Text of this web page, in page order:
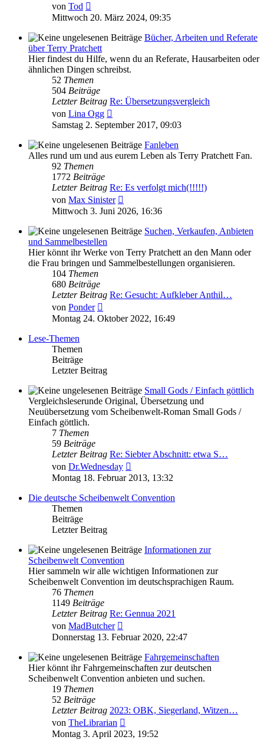
von Tod
Beitrag
Mittwoch 20. März 2024, 09:35
Bücher, Arbeiten und Referate
über Terry Pratchett
Hier findest du Hilfe, wenn du an Referate, Hausarbeiten oder
ähnlichen Dingen schreibst.
52 Themen
504 Beiträge
Letzter Beitrag Re: Übersetzungsvergleich
von Lina Ogg
Beitrag
Samstag 2. September 2017, 09:03
Fanleben
Alles rund um und aus eurem Leben als Terry Pratchett Fan.
92 Themen
1772 Beiträge
Letzter Beitrag Re: Es verfolgt mich(!!!!!)
von Max Sinister
Beitrag
Mittwoch 3. Juni 2026, 16:36
Suchen, Verkaufen, Anbieten
und Sammelbestellen
Hier könnt ihr Werke von Terry Pratchett an den Mann oder
die Frau bringen und Sammelbestellungen organisieren.
104 Themen
680 Beiträge
Letzter Beitrag Re: Gesucht: Aufkleber Anthil…
von Ponder
Beitrag
Montag 24. Oktober 2022, 16:49
Lese-Themen
Themen
Beiträge
Letzter Beitrag
Small Gods / Einfach göttlich
Vergleichsleserunde Original, Übersetzung und
Neuübersetzung vom Scheibenwelt-Roman Small Gods /
Einfach göttlich.
7 Themen
59 Beiträge
Letzter Beitrag Re: Siebter Abschnitt: etwa S…
von Dr.Wednesday
Beitrag
Montag 18. Februar 2013, 13:32
Die deutsche Scheibenwelt Convention
Themen
Beiträge
Letzter Beitrag
Informationen zur
Scheibenwelt Convention
Hier sammeln wir alle wichtigen Informationen zur
Scheibenwelt Convention im deutschsprachigen Raum.
76 Themen
1149 Beiträge
Letzter Beitrag Re: Gennua 2021
von MadButcher
Beitrag
Donnerstag 13. Februar 2020, 22:47
Fahrgemeinschaften
Hier könnt ihr Fahrgemeinschaften zur deutschen
Scheibenwelt Convention anbieten und suchen.
19 Themen
52 Beiträge
Letzter Beitrag 2023: OBK, Siegerland, Witzen…
von TheLibrarian
Beitrag
Montag 3. April 2023, 19:52